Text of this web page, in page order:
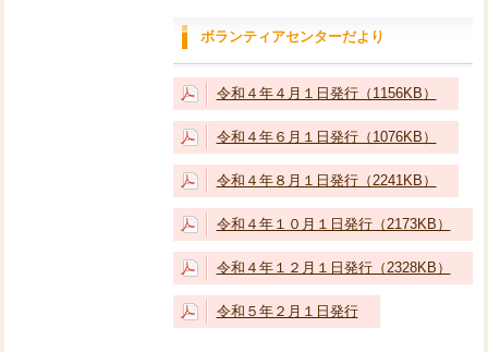
ボランティアセンターだより
令和４年４月１日発行（1156KB）
令和４年６月１日発行（1076KB）
令和４年８月１日発行（2241KB）
令和４年１０月１日発行（2173KB）
令和４年１２月１日発行（2328KB）
令和５年２月１日発行